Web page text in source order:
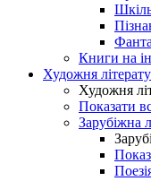
Книги на
Художня
Художня
Показати
Зарубіжна